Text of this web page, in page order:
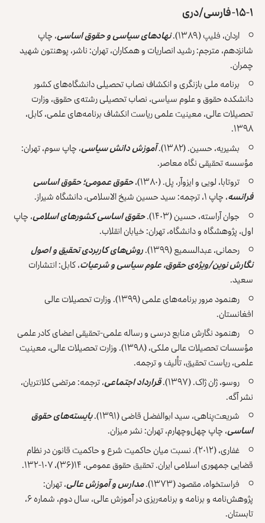
۱۵-۱- فارسی/دری
اردان، فلیپ (۱۳۸۹). نهادهای سیاسی و حقوق اساسی، چاپ
شانزدهم، مترجم: رشید انصاریات و همکاران، تهران: ناشر، پوهنتون شهید
چمران.
برنامه ملی بازنگری و انکشاف نصاب تحصیلی دانشگاه‌های کشور
دانشکده حقوق و علوم سیاسی، نصاب تحصیلی رشته‌ی حقوق، وزارت
تحصیلات عالی، معینیت علمی ریاست انکشاف برنامه‌های علمی، کابل،
۱۳۹۸.
بشیریه، حسین. (۱۳۸۲).
آموزش دانش سیاسی، چاپ سوم، تهران:
مؤسسه تحقیقی نگاه معاصر.
تروتابا، لویی و ایزوآر، پل. (۱۳۸۰)،
حقوق عمومی؛ حقوق اساسی
فرانسه، چاپ ۱، ترجمه: سید حسین شیخ الاسلامی، دانشگاه شیراز.
جوان آراسته، حسین (۱۴۰۳).
حقوق اساسی کشورهای اسلامی، چاپ
اول، پژوهشگاه و دانشگاه، تهران: خیابان انقلاب.
رحمانی، عبدالسمیع (۱۳۹۹).
روش‌های کاربردی تحقیق و اصول
نگارش نوین/ویژه‌ی حقوق، علوم سیاسی و شرعیات، کابل: انتشارات
سعید.
رهنمود مرور برنامه‌های علمی (۱۳۹۹). وزارت تحصیلات عالی
افغانستان.
رهنمود نگارش منابع درسی و رساله علمی-تحقیقی اعضای کادر علمی
مؤسسات تحصیلات عالی ملکی، (۱۳۹۸). وزارت تحصیلات عالی، معینیت
علمی، ریاست تحقیق، تألیف و ترجمه.
روسو، ژان ژاک. (۱۳۹۷).
قرارداد اجتماعی، ترجمه: مرتضی کلانتریان،
نشر آگه.
شریعت‌پناهی، سید ابوالفضل قاضی (۱۳۹۱).
بایسته‌های حقوق
اساسی، چاپ چهل‌وچهارم، تهران: نشر میزان.
غفاری، (۲۰۱۲). نسبت میان حاکمیت شرع و حاکمیت قانون در نظام
قضایی جمهوری اسلامی ایران. تحقیق حقوق عمومی، ۱۴(۳۶)، ۱۰۷-۱۳۲.‎
فراستخواه، مقصود (۱۳۷۳).
مدارس و آموزش عالی، تهران:
پژوهش‌نامه و برنامه و برنامه‌ریزی در آموزش عالی، سال دوم، شماره ۶،
تابستان.